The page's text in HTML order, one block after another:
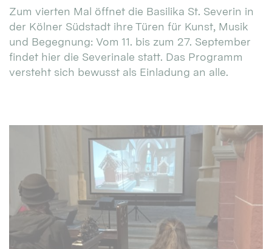
Zum vierten Mal öffnet die Basilika St. Severin in
der Kölner Südstadt ihre Türen für Kunst, Musik
und Begegnung: Vom 11. bis zum 27. September
findet hier die Severinale statt. Das Programm
versteht sich bewusst als Einladung an alle.